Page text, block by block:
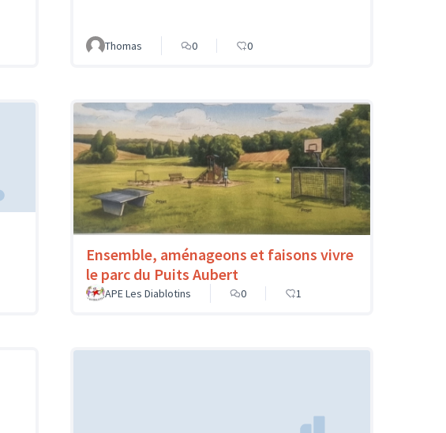
Thomas 0 0
Ensemble, aménageons et faisons vivre
le parc du Puits Aubert
APE Les Diablotins 0 1